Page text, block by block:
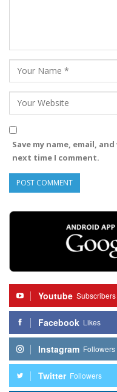
Save my name, email,
next time I comment.
Youtube Subscribers
Facebook Likes
Instagram Followers
Twitter Followers